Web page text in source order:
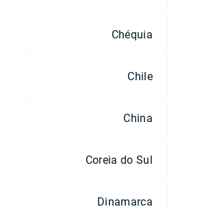
Chéquia
Chile
China
Coreia do Sul
Dinamarca